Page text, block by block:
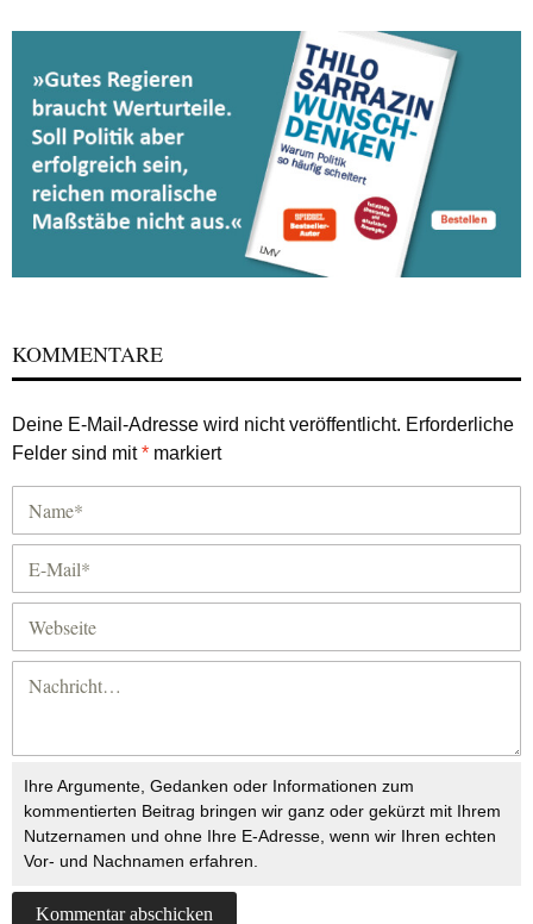
KOMMENTARE
Deine E-Mail-Adresse wird nicht veröffentlicht. Erforderliche
Felder sind mit* markiert
Ihre Argumente, Gedanken oder Informationen zum
kommentierten Beitrag bringen wir ganz oder gekürzt mit Ihrem
Nutzernamen und ohne Ihre E-Adresse, wenn wir Ihren echten
Vor- und Nachnamen erfahren.